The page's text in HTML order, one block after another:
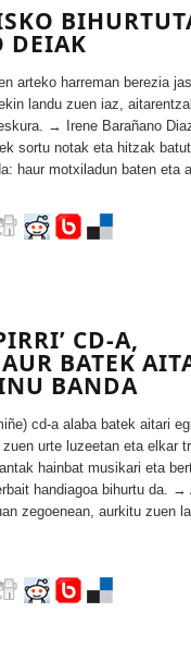
DEIAK
arteko harreman berezia
landu zuen iaz,
→ Irene Barañano
sortu notak eta hitzak
haur motxiladun baten eta
CD-A,
BATEK
BANDA
cd-a alaba batek aitari
urte luzeetan eta elkar
hainbat musikari eta
handiagoa bihurtu da. →
zegoenean, aurkitu zuen